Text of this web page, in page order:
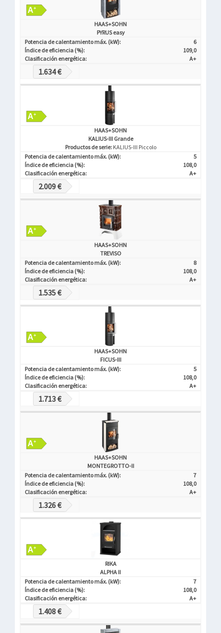
HAAS+SOHN
PYRUS easy
Potencia de calentamiento máx. (kW):
6
Índice de eficiencia (%):
109,0
Clasificación energética:
A+
1.634 €
HAAS+SOHN
KALIUS-III Grande
Productos de serie: KALIUS-III Piccolo
Potencia de calentamiento máx. (kW):
5
Índice de eficiencia (%):
108,0
Clasificación energética:
A+
2.009 €
HAAS+SOHN
TREVISO
Potencia de calentamiento máx. (kW):
8
Índice de eficiencia (%):
108,0
Clasificación energética:
A+
1.535 €
HAAS+SOHN
FICUS-III
Potencia de calentamiento máx. (kW):
5
Índice de eficiencia (%):
108,0
Clasificación energética:
A+
1.713 €
HAAS+SOHN
MONTEGROTTO-II
Potencia de calentamiento máx. (kW):
7
Índice de eficiencia (%):
108,0
Clasificación energética:
A+
1.326 €
RIKA
ALPHA II
Potencia de calentamiento máx. (kW):
7
Índice de eficiencia (%):
108,0
Clasificación energética:
A+
1.408 €